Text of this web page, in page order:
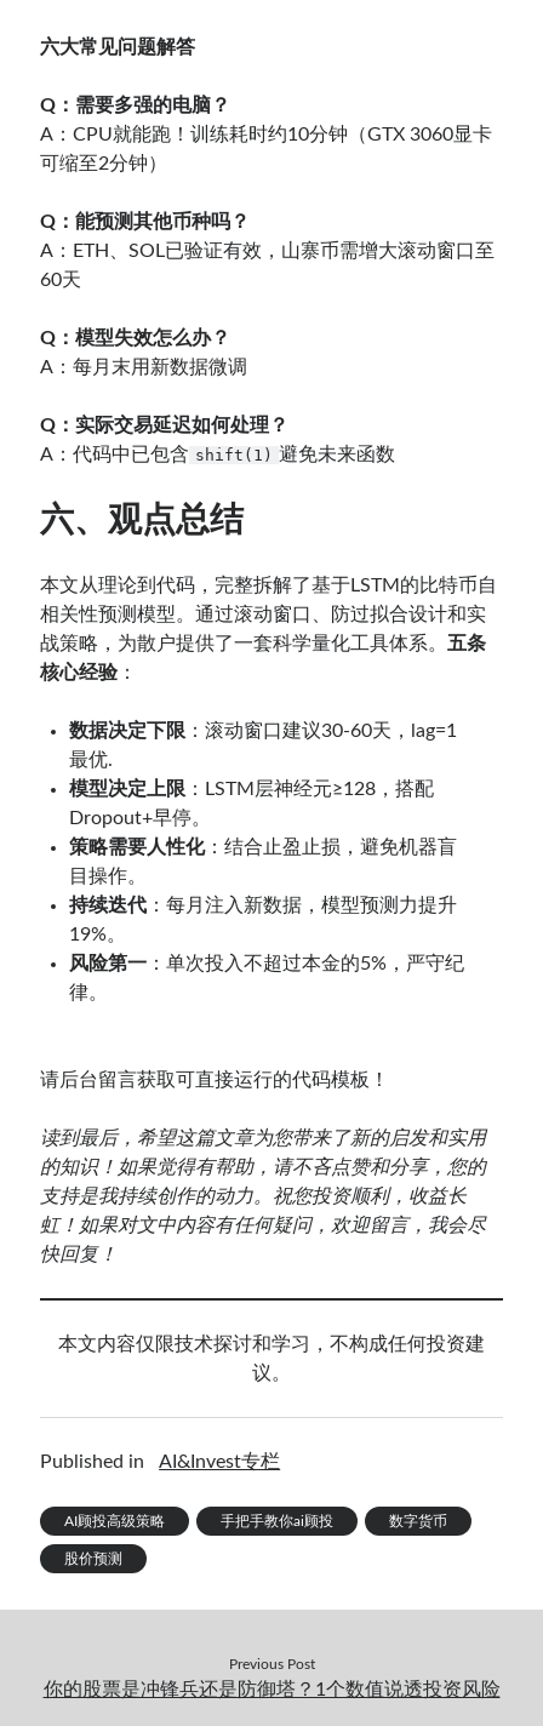
六大常见问题解答
Q：需要多强的电脑？
A：CPU就能跑！训练耗时约10分钟（GTX 3060显卡
可缩至2分钟）
Q：能预测其他币种吗？
A：ETH、SOL已验证有效，山寨币需增大滚动窗口至
60天
Q：模型失效怎么办？
A：每月末用新数据微调
Q：实际交易延迟如何处理？
A：代码中已包含 shift(1) 避免未来函数
六、观点总结
本文从理论到代码，完整拆解了基于LSTM的比特币自
相关性预测模型。通过滚动窗口、防过拟合设计和实
战策略，为散户提供了一套科学量化工具体系。 五条
核心经验 ：
数据决定下限 ：滚动窗口建议30-60天，lag=1
最优.
模型决定上限 ：LSTM层神经元≥128，搭配
Dropout+早停。
策略需要人性化：结合止盈止损，避免机器盲
目操作。
持续迭代 ：每月注入新数据，模型预测力提升
19%。
风险第一 ：单次投入不超过本金的5%，严守纪
律。
请后台留言获取可直接运行的代码模板！
读到最后，希望这篇文章为您带来了新的启发和实用
的知识！如果觉得有帮助，请不吝点赞和分享，您的
支持是我持续创作的动力。祝您投资顺利，收益长
虹！如果对文中内容有任何疑问，欢迎留言，我会尽
快回复！
本文内容仅限技术探讨和学习，不构成任何投资建
议。
Published in AI&Invest专栏
AI顾投高级策略 手把手教你ai顾投 数字货币
股价预测
Previous Post
你的股票是冲锋兵还是防御塔？1个数值说透投资风险